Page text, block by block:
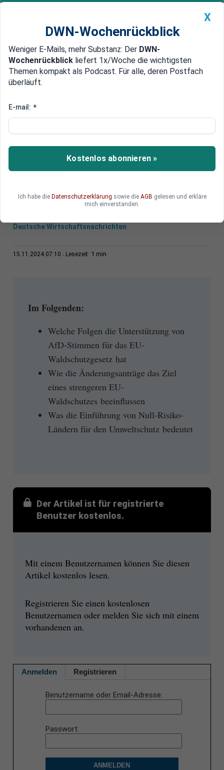
Newsticker MEIN DWN: Geldanlage Premium
Edelmetalle DWN-Magazin China
AfD verhilft CDU-Anträgen in
Eine CDU-Europaabgeordnete will Änderungen an
einem EU-Waldschutzgesetz. AfD-Politiker
unterstützen das. Steht die sogenannte
Deutsche Wirtschaftsnachrichten
15.11.2024 07:10 Lesezeit: 1 min
Im Folgenden:
Welche Folgen die Unterstützung von
AfD-Stimmen für das EU-
Waldschutzgesetz hat
Wie die Änderungsanträge das Ziel
eines strengeren EU-
Waldschutzes beeinflussen
Was die Einführung von Null-Risiko-
Ländern für den Umweltschutz bedeutet
Der Artikel ist für registrierte
Benutzer kostenlos.
Mit einem Benutzernamen können Sie diesen
Artikel kostenlos lesen.
Registrieren Sie einen kostenlosen
Benutzernamen oder melden Sie sich mit einem
vorhandenen an.
Anmelden Registrieren
Benutzername oder Email-Adresse
Passwort
ANMELDEN
X
DWN-Wochenrückblick
Weniger E-Mails, mehr Substanz: Der DWN-
Wochenrückblick liefert 1x/Woche die wichtigsten
Themen kompakt als Podcast. Für alle, deren Postfach
überläuft.
E-mail: *
Kostenlos abonnieren »
Ich habe die Datenschutzerklärung sowie die AGB gelesen und erkläre
mich einverstanden.